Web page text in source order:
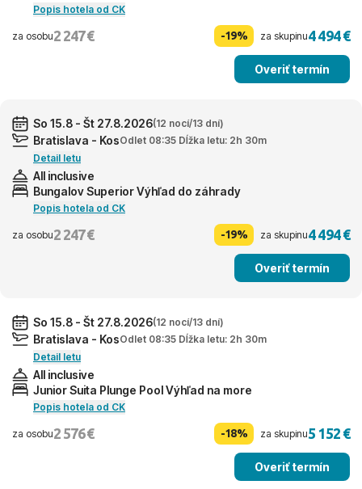
Popis hotela od CK
za osobu2 247 € -19% za skupinu4 494 €
Overiť termín
So 15.8 - Št 27.8.2026(12 nocí/13 dní)
Bratislava - KosOdlet 08:35 Dĺžka letu: 2h 30m
Detail letu
All inclusive
Bungalov Superior Výhľad do záhrady
Popis hotela od CK
za osobu2 247 € -19% za skupinu4 494 €
Overiť termín
So 15.8 - Št 27.8.2026(12 nocí/13 dní)
Bratislava - KosOdlet 08:35 Dĺžka letu: 2h 30m
Detail letu
All inclusive
Junior Suita Plunge Pool Výhľad na more
Popis hotela od CK
za osobu2 576 € -18% za skupinu5 152 €
Overiť termín